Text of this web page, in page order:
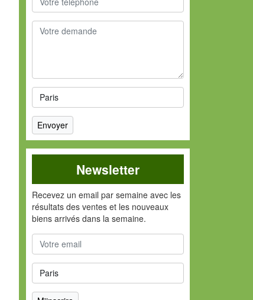
Newsletter
Recevez un email par semaine avec les
résultats des ventes et les nouveaux
biens arrivés dans la semaine.